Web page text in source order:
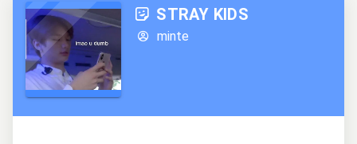
STRAY KIDS
minte